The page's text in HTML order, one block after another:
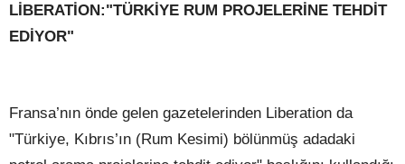
LİBERATİON:"TÜRKİYE RUM PROJELERİNE TEHDİT
EDİYOR"
Fransa’nın önde gelen gazetelerinden Liberation da
"Türkiye, Kıbrıs’ın (Rum Kesimi) bölünmüş adadaki